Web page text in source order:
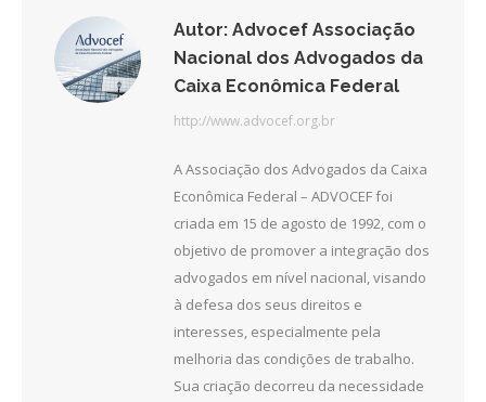
Autor: Advocef Associação
Nacional dos Advogados da
Caixa Econômica Federal
http://www.advocef.org.br
A Associação dos Advogados da Caixa
Econômica Federal – ADVOCEF foi
criada em 15 de agosto de 1992, com o
objetivo de promover a integração dos
advogados em nível nacional, visando
à defesa dos seus direitos e
interesses, especialmente pela
melhoria das condições de trabalho.
Sua criação decorreu da necessidade